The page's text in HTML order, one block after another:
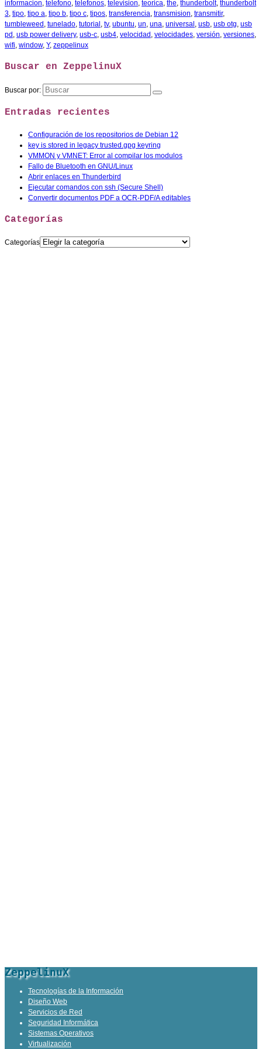
informacion, telefono, telefonos, television, teorica, the, thunderbolt, thunderbolt
3, tipo, tipo a, tipo b, tipo c, tipos, transferencia, transmision, transmitir,
tumbleweed , tunelado, tutorial , tv, ubuntu, un, una, universal , usb, usb otg, usb
pd , usb power delivery, usb-c, usb4, velocidad , velocidades, versión, versiones,
wifi, window, Y, zeppelinux
Buscar en ZeppelinuX
Buscar por:
Entradas recientes
Configuración de los repositorios de Debian 12
key is stored in legacy trusted.gpg keyring
VMMON y VMNET: Error al compilar los modulos
Fallo de Bluetooth en GNU/Linux
Abrir enlaces en Thunderbird
Ejecutar comandos con ssh (Secure Shell)
Convertir documentos PDF a OCR-PDF/A editables
Categorías
Categorías
ZeppelinuX
Tecnologías de la Información
Diseño Web
Servicios de Red
Seguridad Informática
Sistemas Operativos
Virtualización